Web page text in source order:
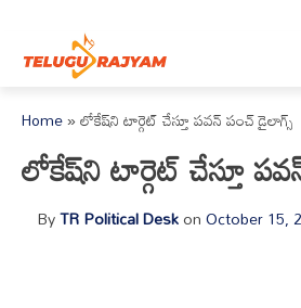
Home»లోకేష్‌ని టార్గెట్ చేస్తూ పవన్ పంచ్ డైలాగ్స్
లోకేష్‌ని టార్గెట్ చేస్తూ
ByTR Political DeskonOctober 15,